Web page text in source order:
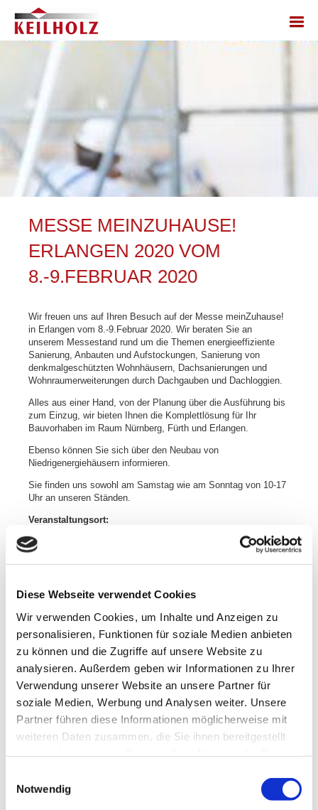
Diese Webseite verwendet Cookies
Wir verwenden Cookies, um Inhalte und Anzeigen zu
personalisieren, Funktionen für soziale Medien anbieten
zu können und die Zugriffe auf unsere Website zu
analysieren. Außerdem geben wir Informationen zu Ihrer
Verwendung unserer Website an unsere Partner für
soziale Medien, Werbung und Analysen weiter. Unsere
Partner führen diese Informationen möglicherweise mit
weiteren Daten zusammen, die Sie ihnen bereitgestellt
Notwendig
MESSE MEINZUHAUSE!
ERLANGEN 2020 VOM
8.-9.FEBRUAR 2020
Wir freuen uns auf Ihren Besuch auf der Messe meinZuhause!
in Erlangen vom 8.-9.Februar 2020. Wir beraten Sie an
unserem Messestand rund um die Themen energieeffiziente
Sanierung, Anbauten und Aufstockungen, Sanierung von
denkmalgeschützten Wohnhäusern, Dachsanierungen und
Wohnraumerweiterungen durch Dachgauben und Dachloggien.
Alles aus einer Hand, von der Planung über die Ausführung bis
zum Einzug, wir bieten Ihnen die Komplettlösung für Ihr
Bauvorhaben im Raum Nürnberg, Fürth und Erlangen.
Ebenso können Sie sich über den Neubau von
Niedrigenergiehäusern informieren.
Sie finden uns sowohl am Samstag wie am Sonntag von 10-17
Uhr an unseren Ständen.
Veranstaltungsort:
Rathausplatz 1
ZURÜCK